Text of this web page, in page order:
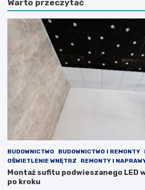
n
y
d
c
z
k
e
,
ó
r
e
p
p
e
t
a
e
p
o
c
w
l
c
e
z
y
Warto przeczytać
BUDOWNICTWO BUDOWNICTWO I REMONTY
OŚWIETLENIE WNĘTRZ
REMONTY I
Montaż sufitu podwieszanego LED
po kroku